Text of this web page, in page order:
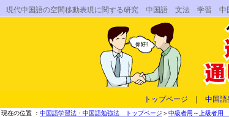
現代中国語の空間移動表現に関する研究 中国語 文法 学習
トップページ 中国語
現在の位置 ： 中国語学習法・中国語勉強法 トップページ ＞中級者用～上級者用